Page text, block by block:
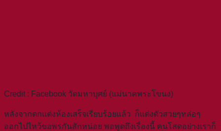
Credit : Facebook วัดมหาบุศย์ (แม่นาคพระโขนง)
หลังจากตกแต่งห้องเสร็จเรียบร้อยแล้ว ก็แต่งตัวสวยๆหล่อๆ
ออกไปไหว้ขอพรกันสักหน่อย พอพูดถึงเรื่องนี้ คนโสดอย่างเราก็